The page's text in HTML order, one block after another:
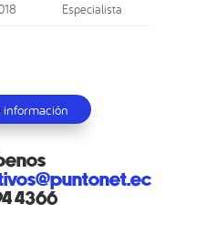
Especialista
información
4366